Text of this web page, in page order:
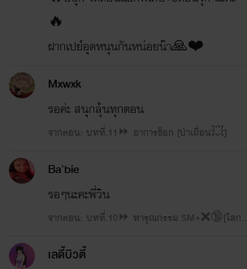
🔥
ฝากเปย์อุดหนุนกันหน่อยน๊า🙏❤️
Mxwxk
รอค่ะ สนุกลุ้นทุกตอน
จากตอน: บทที่.11⏩ อาการช็อก [ป่าเถื่อน💥]
Ba'bie
รอๆนะคะพี่วิน
จากตอน: บทที่.10⏩ ทารุณกรรม SM+❌🔞[โลกส
เลดี้บิวตี้